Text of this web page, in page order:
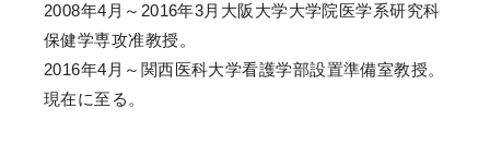
2008年4月～2016年3月大阪大学大学院医学系研究科
保健学専攻准教授。
2016年4月～関西医科大学看護学部設置準備室教授。
現在に至る。